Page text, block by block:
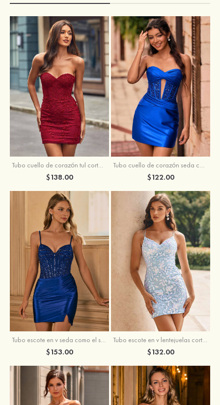
Tubo cuello de corazón tul corto/mini vestido para homecoming
$138.00
Tubo cuello de corazón seda como el satén corto vestido para homecoming
$122.00
Tubo escote en v seda como el satén corto vestido para homecoming
$153.00
Tubo escote en v lentejuelas corto vestido para homecoming
$132.00